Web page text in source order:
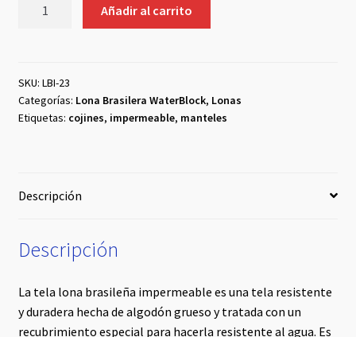
cantidad
Añadir al carrito
SKU: LBI-23
Categorías: Lona Brasilera WaterBlock, Lonas
Etiquetas: cojines, impermeable, manteles
Descripción
Descripción
La tela lona brasileña impermeable es una tela resistente
y duradera hecha de algodón grueso y tratada con un
recubrimiento especial para hacerla resistente al agua. Es